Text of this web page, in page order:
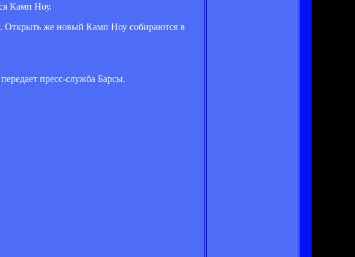
Камп Ноу.
Открыть же новый Камп Ноу собираются в
пресс-служба Барсы.